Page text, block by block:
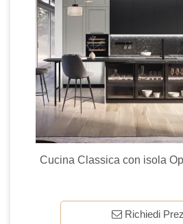
Cucina Classica con isola
Richiedi